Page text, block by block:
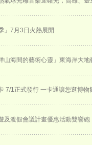
」7月3日火熱展開
山海間的藝術心靈」東海岸大
7/1正式發行 一卡通讓您逛博物
及渡假會議計畫優惠活動雙響砲